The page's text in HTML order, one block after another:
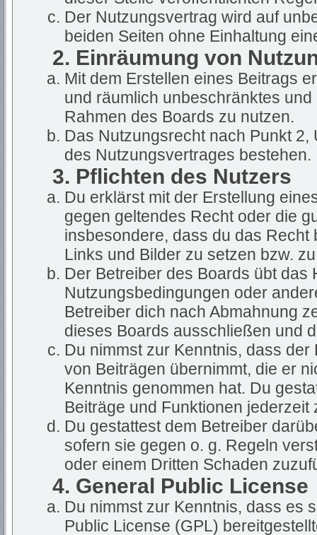
Der Nutzungsvertrag wird auf
beiden Seiten ohne Einhaltung
2. Einräumung von
Mit dem Erstellen eines Beitrags
und räumlich unbeschränktes
Rahmen des Boards zu nutzen.
Das Nutzungsrecht nach Punkt
des Nutzungsvertrages bestehen.
3. Pflichten des Nutzers
Du erklärst mit der Erstellung
gegen geltendes Recht oder die
insbesondere, dass du das
Links und Bilder zu setzen bzw.
Der Betreiber des Boards übt
Nutzungsbedingungen oder
Betreiber dich nach Abmahnung
dieses Boards ausschließen und
Du nimmst zur Kenntnis, dass
von Beiträgen übernimmt, die er
Kenntnis genommen hat. Du
Beiträge und Funktionen
Du gestattest dem Betreiber
sofern sie gegen o. g. Regeln
oder einem Dritten Schaden
4. General Public License
Du nimmst zur Kenntnis, dass es
Public License (GPL)